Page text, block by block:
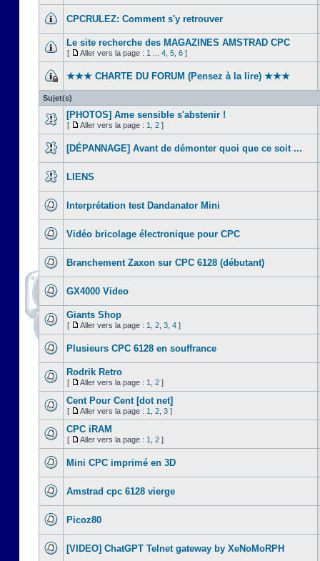
CPCRULEZ: Comment s'y retrouver‎
Le site recherche des MAGAZINES AMSTRAD CPC
[ Aller vers la page : 1 4 5 6 ]
★★★ CHARTE DU FORUM (Pensez à la lire) ★★★
Sujet(s)
[PHOTOS] Ame sensible s'abstenir !
[ Aller vers la page : 1 2 ]
[DÉPANNAGE] Avant de démonter quoi que ce soit ...
LIENS
Interprétation test Dandanator Mini
Vidéo bricolage électronique pour CPC
Branchement Zaxon sur CPC 6128 (débutant)
GX4000 Video
Giants Shop
[ Aller vers la page : 1 2 3 4 ]
Plusieurs CPC 6128 en souffrance
Rodrik Retro
[ Aller vers la page : 1 2 ]
Cent Pour Cent [dot net]
[ Aller vers la page : 1 2 3 ]
CPC iRAM
[ Aller vers la page : 1 2 ]
Mini CPC imprimé en 3D
Amstrad cpc 6128 vierge
Picoz80
[VIDEO] ChatGPT Telnet gateway by XeNoMoRPH